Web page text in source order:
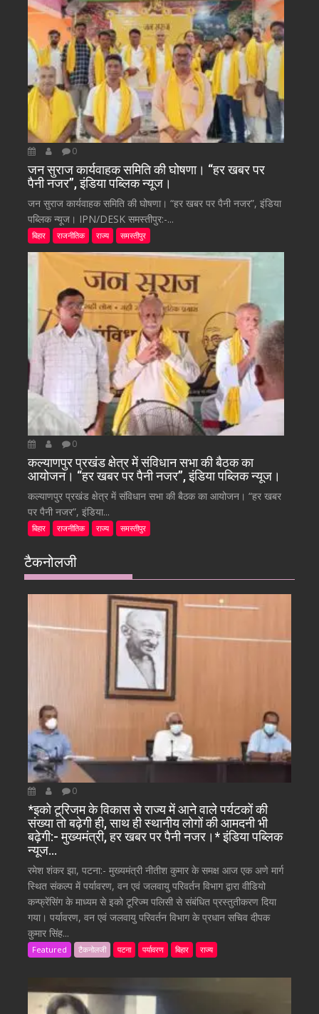
0
जन सुराज कार्यवाहक समिति की घोषणा। “हर खबर पर
पैनी नजर”, इंडिया पब्लिक न्यूज।
जन सुराज कार्यवाहक समिति की घोषणा। “हर खबर पर पैनी नजर”, इंडिया
पब्लिक न्यूज। IPN/DESK समस्तीपुर:-...
बिहार राजनीतिक राज्य समस्तीपुर
0
कल्याणपुर प्रखंड क्षेत्र में संविधान सभा की बैठक का
आयोजन। “हर खबर पर पैनी नजर”, इंडिया पब्लिक न्यूज।
कल्याणपुर प्रखंड क्षेत्र में संविधान सभा की बैठक का आयोजन। “हर खबर
पर पैनी नजर”, इंडिया...
बिहार राजनीतिक राज्य समस्तीपुर
टैकनोलजी
0
*इको टूरिजम के विकास से राज्य में आने वाले पर्यटकों की
संख्या तो बढ़ेगी ही, साथ ही स्थानीय लोगों की आमदनी भी
बढ़ेगी:- मुख्यमंत्री, हर खबर पर पैनी नजर।* इंडिया पब्लिक
न्यूज…
रमेश शंकर झा, पटना:- मुख्यमंत्री नीतीश कुमार के समक्ष आज एक अणे मार्ग
स्थित संकल्प में पर्यावरण, वन एवं जलवायु परिवर्तन विभाग द्वारा वीडियो
कन्फ्रेंसिंग के माध्यम से इको टूरिज्म पलिसी से संबंधित प्रस्तुतीकरण दिया
गया। पर्यावरण, वन एवं जलवायु परिवर्तन विभाग के प्रधान सचिव दीपक
कुमार सिंह...
Featured टैकनोलजी पटना पर्यावरण बिहार राज्य